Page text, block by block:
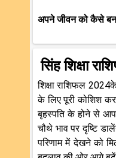
अपने जीवन को कैसे
सिंह शिक्षा
शिक्षा राशिफल
के लिए पूरी कोशिश
बृहस्पति के होने से
चौथे भाव पर दृष्टि
परिणाम में देखने को